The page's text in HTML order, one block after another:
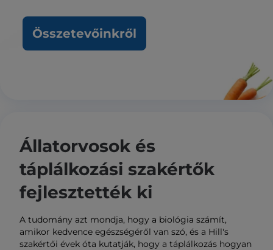
Összetevőinkről
Állatorvosok és
táplálkozási szakértők
fejlesztették ki
A tudomány azt mondja, hogy a biológia számít,
amikor kedvence egészségéről van szó, és a Hill's
szakértői évek óta kutatják, hogy a táplálkozás hogyan